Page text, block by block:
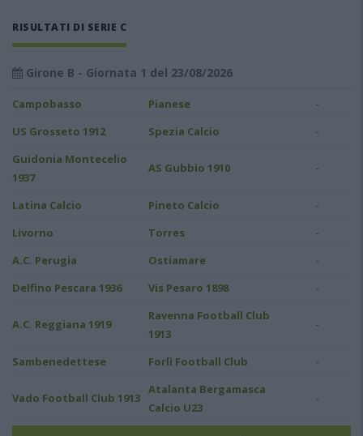
RISULTATI DI SERIE C
Girone B - Giornata 1 del 23/08/2026
Campobasso Pianese -
US Grosseto 1912 Spezia Calcio -
Guidonia Montecelio
1937
AS Gubbio 1910 -
Latina Calcio Pineto Calcio -
Livorno Torres -
A.C. Perugia Ostiamare -
Delfino Pescara 1936 Vis Pesaro 1898 -
A.C. Reggiana 1919
Ravenna Football Club
1913
-
Sambenedettese Forlì Football Club -
Vado Football Club 1913
Atalanta Bergamasca
Calcio U23
-